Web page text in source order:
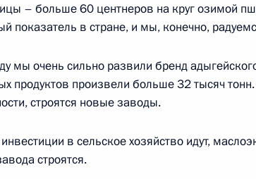
четверг
вручения верительных грамот
2026 года, 16:30
среда
– больше 60 центнеров на круг озимой
показатель в стране, и мы, конечно,
мы очень сильно развили бренд
продуктов произвели больше 32 тысяч
строятся новые заводы.
в сельское хозяйство идут,
строятся.